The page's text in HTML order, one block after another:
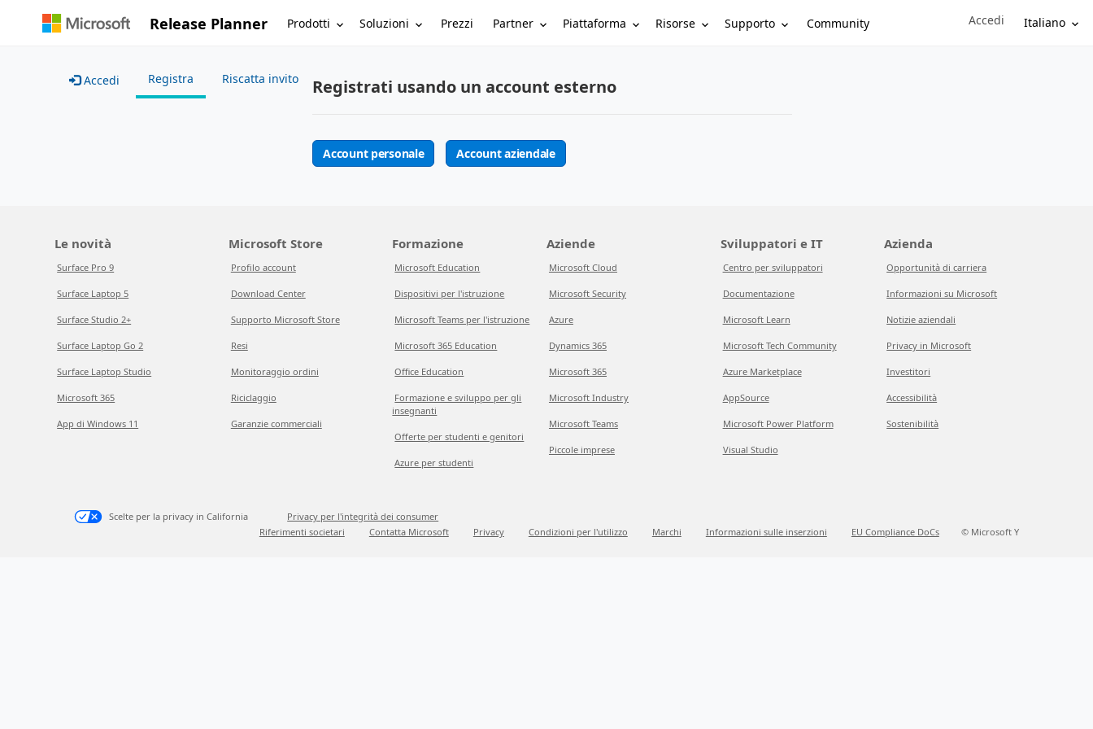
Release Planner Prodotti Soluzioni Prezzi Partner Piattaforma Risorse Supporto Community Sign in to your account
Accedi Italiano
Accedi Registra Riscatta invito Registrati usando un account esterno
Account personale Account aziendale
Le novità
Surface Pro 9
Surface Laptop 5
Surface Studio 2+
Surface Laptop Go 2
Surface Laptop Studio
Microsoft 365
App di Windows 11
Microsoft Store
Profilo account
Download Center
Supporto Microsoft Store
Resi
Monitoraggio ordini
Riciclaggio
Garanzie commerciali
Formazione
Microsoft Education
Dispositivi per l'istruzione
Microsoft Teams per l'istruzione
Microsoft 365 Education
Office Education
Formazione e sviluppo per gli
insegnanti
Offerte per studenti e genitori
Azure per studenti
Aziende
Microsoft Cloud
Microsoft Security
Azure
Dynamics 365
Microsoft 365
Microsoft Industry
Microsoft Teams
Piccole imprese
Sviluppatori e IT
Centro per sviluppatori
Documentazione
Microsoft Learn
Microsoft Tech Community
Azure Marketplace
AppSource
Microsoft Power Platform
Visual Studio
Azienda
Opportunità di carriera
Informazioni su Microsoft
Notizie aziendali
Privacy in Microsoft
Investitori
Accessibilità
Sostenibilità
Scelte per la privacy in California
Privacy per l'integrità dei consumer
Riferimenti societari
Contatta Microsoft Privacy Condizioni per l'utilizzo Marchi Informazioni sulle inserzioni EU Compliance DoCs © Microsoft Y